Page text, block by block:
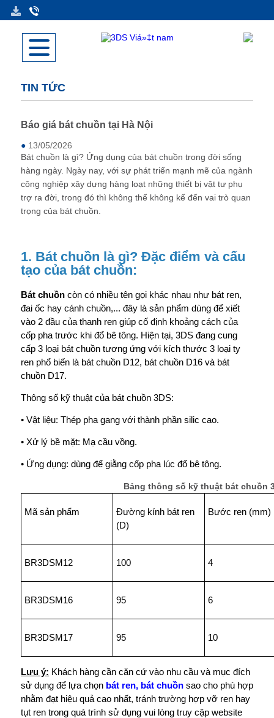
TIN TỨC
Báo giá bát chuồn tại Hà Nội
● 13/05/2026
Bát chuồn là gì? Ứng dụng của bát chuồn trong đời sống
hàng ngày. Ngày nay, với sự phát triển mạnh mẽ của ngành
công nghiệp xây dựng hàng loạt những thiết bị vật tư phụ
trợ ra đời, trong đó thì không thể không kể đến vai trò quan
trọng của bát chuồn.
1. Bát chuồn là gì? Đặc điểm và cấu
tạo của bát chuồn:
Bát chuồn còn có nhiều tên gọi khác nhau như bát ren,
đai ốc hay cánh chuồn,... đây là sản phẩm dùng để xiết
vào 2 đầu của thanh ren giúp cố định khoảng cách của
cốp pha trước khi đổ bê tông. Hiện tại, 3DS đang cung
cấp 3 loại bát chuồn tương ứng với kích thước 3 loại ty
ren phổ biến là bát chuồn D12, bát chuồn D16 và bát
chuồn D17.
Thông số kỹ thuật của bát chuồn 3DS:
• Vật liệu: Thép pha gang với thành phần silic cao.
• Xử lý bề mặt: Mạ cầu vồng.
• Ứng dụng: dùng để giằng cốp pha lúc đổ bê tông.
Bảng thông số kỹ thuật bát chuồn
Mã sản phẩm
Đường kính bát ren
(D)
Bước ren (mm)
BR3DSM12 100 4
BR3DSM16 95 6
BR3DSM17 95 10
Lưu ý: Khách hàng cần căn cứ vào nhu cầu và mục đích
sử dụng để lựa chọn bát ren, bát chuồn sao cho phù hợp
nhằm đạt hiệu quả cao nhất, tránh trường hợp vỡ ren hay
tụt ren trong quá trình sử dụng vui lòng truy cập website